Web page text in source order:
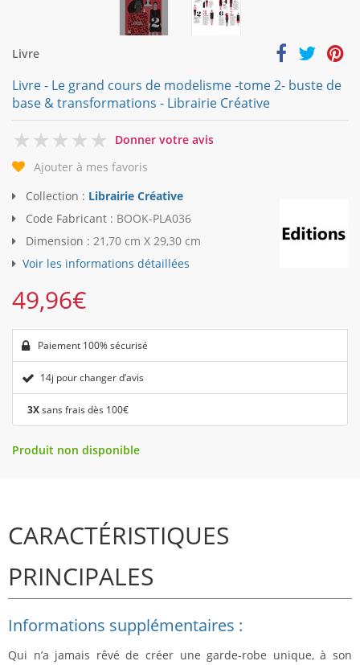
Livre
Livre - Le grand cours de modelisme -tome 2- buste de
base & transformations - Librairie Créative
0
Donner votre avis
Ajouter à mes favoris
Collection : Librairie Créative
Code Fabricant : BOOK-PLA036
Dimension : 21,70 cm X 29,30 cm
Voir les informations détaillées
49,96€
Paiement 100% sécurisé
14j pour changer d’avis
3Xsans frais dès 100€
Produit non disponible
CARACTÉRISTIQUES
PRINCIPALES
Informations supplémentaires :
Qui n’a jamais rêvé de créer une garde-robe unique, à son